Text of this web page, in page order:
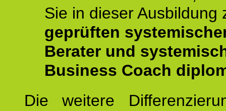
Sie in dieser Ausbildung
geprüften
Berater und
Business Coach
Die weitere